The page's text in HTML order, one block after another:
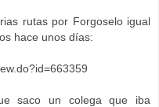
rutas por Forgoselo igual
hace unos días:
saco un colega que iba